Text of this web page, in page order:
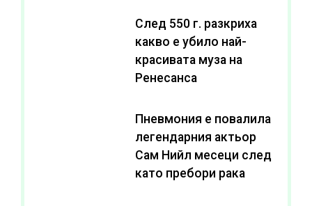
След 550 г. разкриха
какво е убило най-
красивата муза на
Ренесанса
Пневмония е повалила
легендарния актьор
Сам Нийл месеци след
като пребори рака